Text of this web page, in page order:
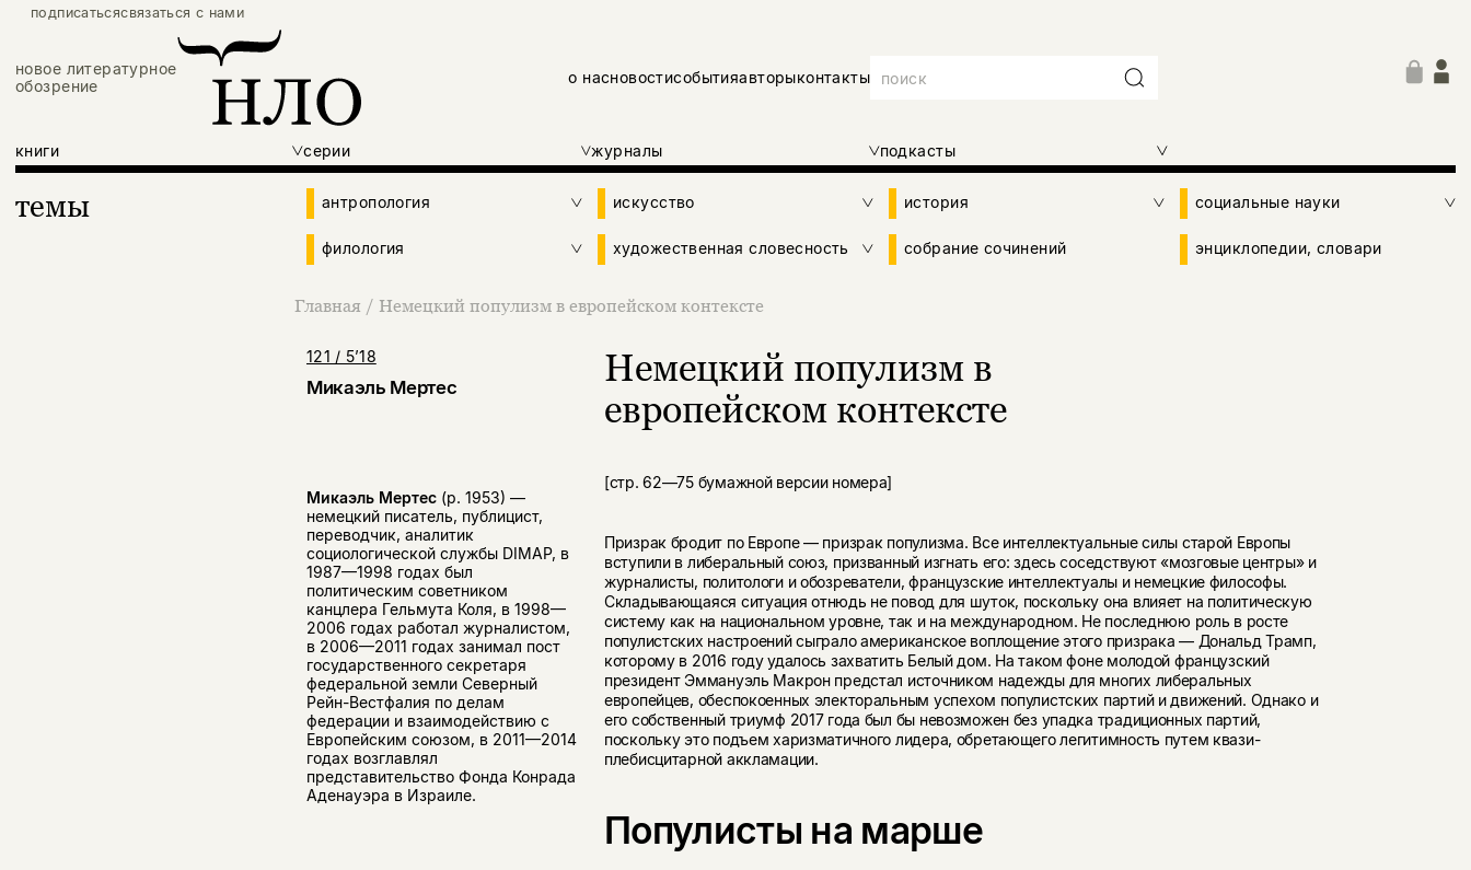
подписатьсясвязаться с нами
новое литературное
обозрение
о насновостисобытияавторыконтакты
книги серии журналы подкасты
темы антропология искусство история социальные науки
филология художественная словесность собрание сочинений энциклопедии, словари
Главная / Немецкий популизм в европейском контексте
121 / 5’18
Микаэль Мертес
Немецкий популизм в
европейском контексте
Микаэль Мертес(р. 1953) —
немецкий писатель, публицист,
переводчик, аналитик
социологической службы DIMAP, в
1987—1998 годах был
политическим советником
канцлера Гельмута Коля, в 1998—
2006 годах работал журналистом,
в 2006—2011 годах занимал пост
государственного секретаря
федеральной земли Северный
Рейн-Вестфалия по делам
федерации и взаимодействию с
Европейским союзом, в 2011—2014
годах возглавлял
представительство Фонда Конрада
Аденауэра в Израиле.
[стр. 62—75 бумажной версии номера]
Призрак бродит по Европе — призрак популизма. Все интеллектуальные силы старой Европы
вступили в либеральный союз, призванный изгнать его: здесь соседствуют «мозговые центры» и
журналисты, политологи и обозреватели, французские интеллектуалы и немецкие философы.
Складывающаяся ситуация отнюдь не повод для шуток, поскольку она влияет на политическую
систему как на национальном уровне, так и на международном. Не последнюю роль в росте
популистских настроений сыграло американское воплощение этого призрака — Дональд Трамп,
которому в 2016 году удалось захватить Белый дом. На таком фоне молодой французский
президент Эммануэль Макрон предстал источником надежды для многих либеральных
европейцев, обеспокоенных электоральным успехом популистских партий и движений. Однако и
его собственный триумф 2017 года был бы невозможен без упадка традиционных партий,
поскольку это подъем харизматичного лидера, обретающего легитимность путем квази-
плебисцитарной аккламации.
Популисты на марше